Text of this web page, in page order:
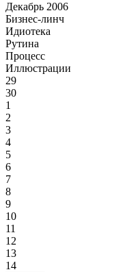
Декабрь 2006
Бизнес-линч
Идиотека
Рутина
Процесс
Иллюстрации
29
30
1
2
3
4
5
6
7
8
9
10
11
12
13
14